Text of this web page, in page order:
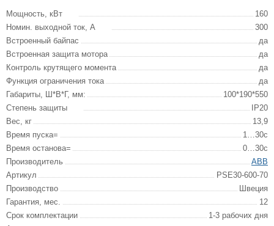
Мощность, кВт
160
Номин. выходной ток, А
300
Встроенный байпас
да
Встроенная защита мотора
да
Контроль крутящего момента
да
Функция ограничения тока
да
Габариты, Ш*В*Г, мм:
100*190*550
Степень защиты
IP20
Вес, кг
13,9
Время пуска=
1…30с
Время останова=
0…30с
Производитель
ABB
Артикул
PSE30-600-70
Производство
Швеция
Гарантия, мес.
12
Срок комплектации
1-3 рабочих дня